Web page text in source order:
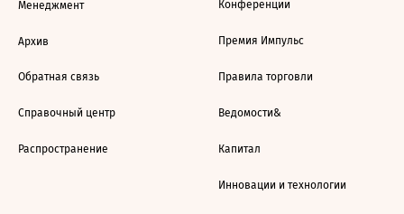
Менеджмент
Архив
Обратная связь
Справочный центр
Распространение
Конференции
Премия Импульс
Правила торговли
Ведомости&
Капитал
Инновации и технологии